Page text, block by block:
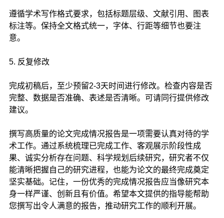
遵循学术写作格式要求，包括标题层级、文献引用、图表
标注等。保持全文格式统一，字体、行距等细节也要注
意。
5. 反复修改
完成初稿后，至少预留2-3天时间进行修改。检查内容是否
完整、数据是否准确、表述是否清晰。可请同行提供修改
建议。
撰写高质量的论文完成情况报告是一项需要认真对待的学
术工作。通过系统梳理已完成工作、客观展示阶段性成
果、诚实分析存在问题、科学规划后续研究，研究者不仅
能清晰把握自己的研究进程，也能为论文的最终完成奠定
坚实基础。记住，一份优秀的完成情况报告应当像研究本
身一样严谨、创新且有价值。希望本文提供的指导能帮助
您撰写出令人满意的报告，推动研究工作的顺利开展。